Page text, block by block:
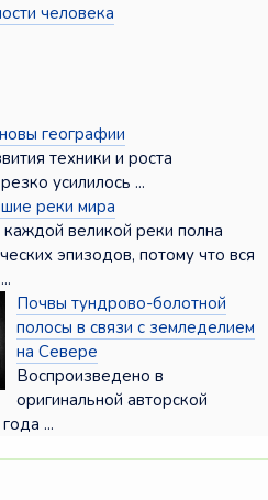
человека
географии
техники и роста
усилилось ...
реки мира
каждой великой реки полна
эпизодов, потому что вся
Почвы тундрово-болотной
полосы в связи с земледелием
на Севере
Воспроизведено в
оригинальной авторской
...